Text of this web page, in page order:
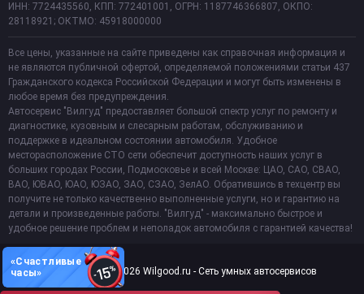
ИНН: 7724435560, КПП: 772401001, ОГРН: 1187746366807, ОКПО:
28118921; ОКТМО: 45918000000
Все цены, указанные на сайте приведены как справочная информация и
не являются публичной офертой, определяемой положениями статьи 437
Гражданского кодекса Российской Федерации и могут быть изменены в
любое время без предупреждения.
Автосервис "Вилгуд" предоставляет большой спектр услуг по ремонту и
диагностике, кузовным и слесарным работам, обслуживанию и
поддержке в идеальном состоянии автомобиля. Удобное
месторасположение СТО сети обеспечит доступность наших услуг в
больших городах России, Подмосковье и всей Москве: ЦАО, САО, СВАО,
ВАО, ЮВАО, ЮАО, ЮЗАО, ЗАО, СЗАО, ЗелАО. Обратившись в техцентр вы
получите не только качественно выполненные услуги, но и гарантию на
детали и произведенные работы. "Вилгуд" - максимально быстрое и
удобное решение проблем и неполадок автомобиля с гарантией качества!
Copyright 2011-2026 Wilgood.ru - Сеть умных автосервисов
«Счастливые
часы»